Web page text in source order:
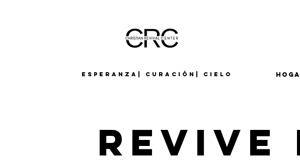
Esperanza| Curación| Cielo
Revive